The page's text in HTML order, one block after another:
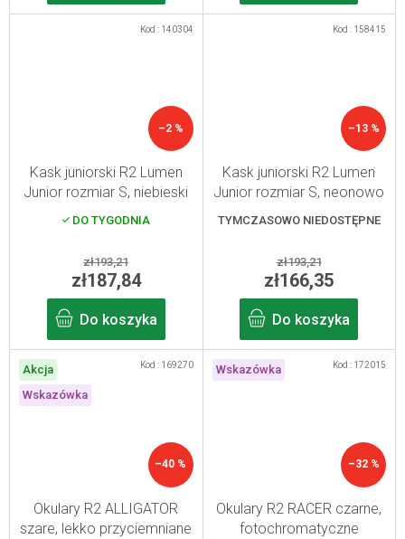
–2 %
Kask juniorski R2 Lumen
Junior rozmiar S, niebieski
DO TYGODNIA
zł193,21
zł187,84
Do koszyka
Kod : 140304
–13 %
Kask juniorski R2 Lumen
Junior rozmiar S, neonowo
żółty
TYMCZASOWO NIEDOSTĘPNE
zł193,21
zł166,35
Do koszyka
Kod : 158415
Akcja
Wskazówka
–40 %
Okulary R2 ALLIGATOR
szare, lekko przyciemniane
Kod : 169270 Wskazówka
–32 %
Okulary R2 RACER czarne,
fotochromatyczne
Kod : 172015